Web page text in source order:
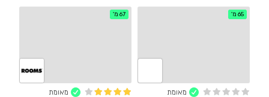
מאומת
65 מ'
מאומת
67 מ'